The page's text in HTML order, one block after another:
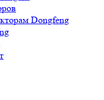
Dongfeng